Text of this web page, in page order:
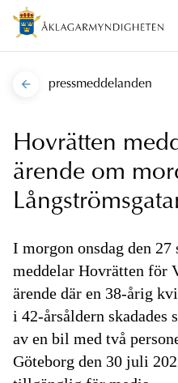
pressmeddelanden
Hovrätten
ärende om
I morgon onsdag den 27
meddelar Hovrätten för
ärende där en 38-årig
i 42-årsåldern skadades
av en bil med två
Göteborg den 30 juli